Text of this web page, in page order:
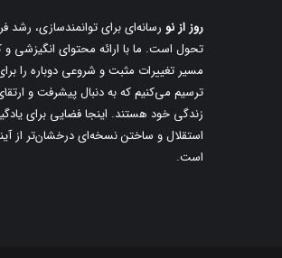
روز از نو رسانه‌ای برای توانمندسازی، رشد
تحول است. ما با ارائه محتوای انگیزشی و
مسیر تغییرات مثبت و شروعی دوباره را
ترسیم می‌کنیم که به دنبال پیشرفت و
زندگی خود هستند. اینجا فضایی برای
استقلال و ساختن نسخه‌ای درخشان‌تر از
است.
چگونه
استرس
خود
را
مدیریت
کنیم؟